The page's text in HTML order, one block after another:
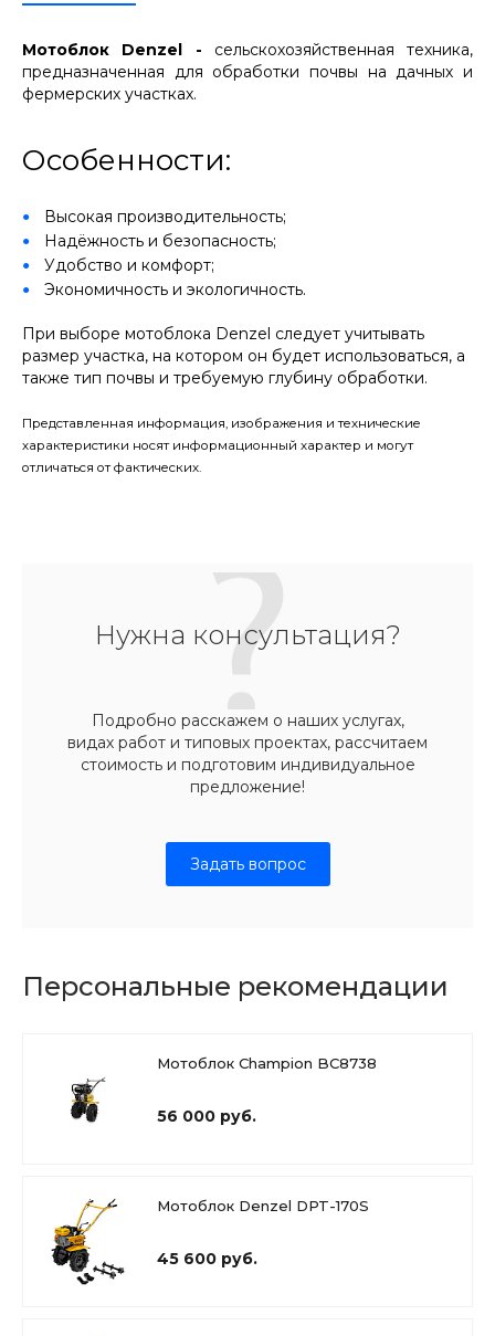
Мотоблок Denzel - сельскохозяйственная техника,
предназначенная для обработки почвы на дачных и
фермерских участках.
Особенности:
Высокая производительность;
Надёжность и безопасность;
Удобство и комфорт;
Экономичность и экологичность.
При выборе мотоблока Denzel следует учитывать
размер участка, на котором он будет использоваться, а
также тип почвы и требуемую глубину обработки.
Представленная информация, изображения и технические
характеристики носят информационный характер и могут
отличаться от фактических.
Нужна консультация?
Подробно расскажем о наших услугах,
видах работ и типовых проектах, рассчитаем
стоимость и подготовим индивидуальное
предложение!
Задать вопрос
Персональные рекомендации
Мотоблок Champion BC8738
56 000 руб.
Мотоблок Denzel DPT-170S
45 600 руб.